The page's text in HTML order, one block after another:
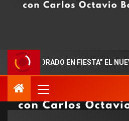
EN FIESTA” EL NUEVO